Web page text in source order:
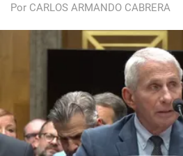
Por CARLOS ARMANDO CABRERA